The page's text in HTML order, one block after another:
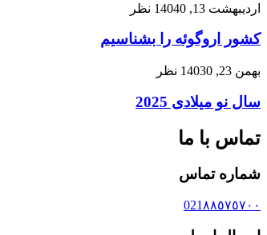
اردیبهشت 13, 1404 0 نظر
کشور اروگوئه را بشناسیم
بهمن 23, 1403 0 نظر
سال نو میلادی 2025
تماس با ما
شماره تماس
021٨٨٥٧٥٧٠٠